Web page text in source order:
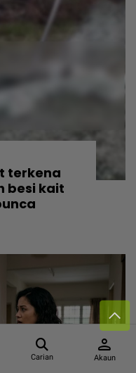
Carian
person
Akaun
terkena
besi kait